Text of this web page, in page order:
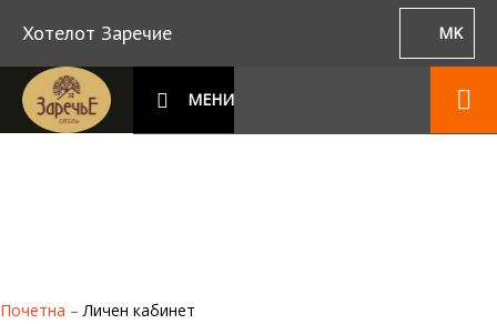
Хотелот Заречие MK
МЕНИ
Почетна –Личен кабинет